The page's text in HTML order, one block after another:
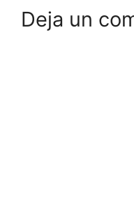
Deja un